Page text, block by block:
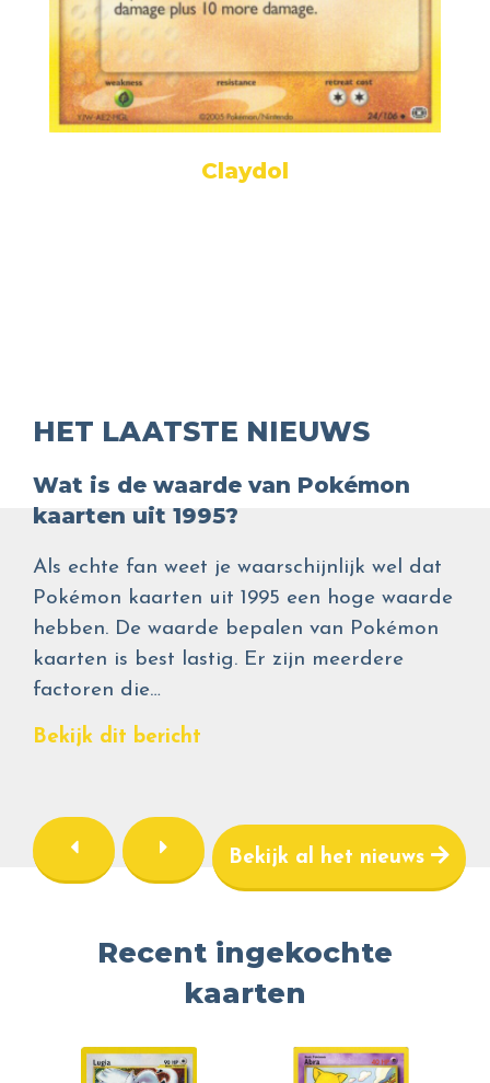
Claydol
HET LAATSTE NIEUWS
Wat is de waarde van Pokémon
kaarten uit 1995?
Als echte fan weet je waarschijnlijk wel dat
Pokémon kaarten uit 1995 een hoge waarde
hebben. De waarde bepalen van Pokémon
kaarten is best lastig. Er zijn meerdere
factoren die…
Bekijk dit bericht
Bekijk al het nieuws
Recent ingekochte
kaarten